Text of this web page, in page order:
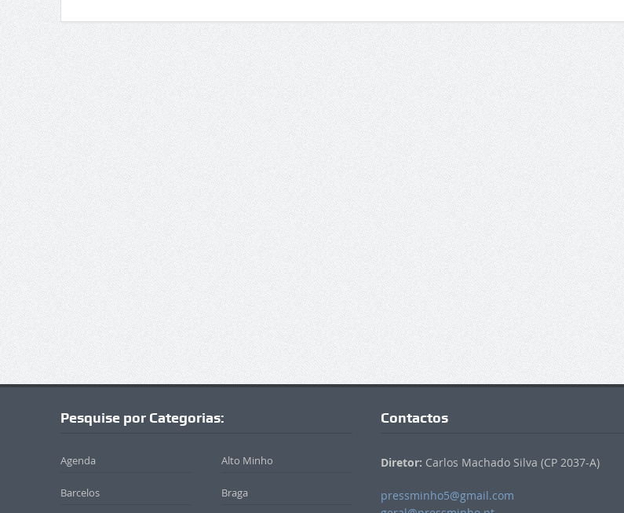
Pesquise por Categorias:
Agenda Alto Minho
Barcelos Braga
Contactos
Diretor: Carlos Machado Silva (CP 2037-A)
pressminho5@gmail.com